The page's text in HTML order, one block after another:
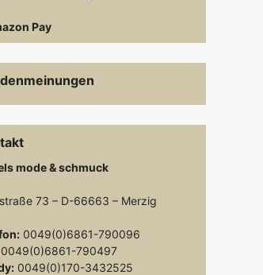
Pay
mode & schmuck
73 – D-66663 – Merzig
0049(0)6861-790096
0049(0)6861-790497
0049(0)170-3432525